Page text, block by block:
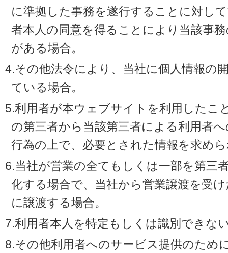
に準拠した事務を遂行することに対し
者本人の同意を得ることにより当該事
がある場合。
4.その他法令により、当社に個人情報の
ている場合。
5.利用者が本ウェブサイトを利用したこ
の第三者から当該第三者による利用者
行為の上で、必要とされた情報を求め
6.当社が営業の全てもしくは一部を第三
化する場合で、当社から営業譲渡を受
に譲渡する場合。
7.利用者本人を特定もしくは識別できな
8.その他利用者へのサービス提供のため